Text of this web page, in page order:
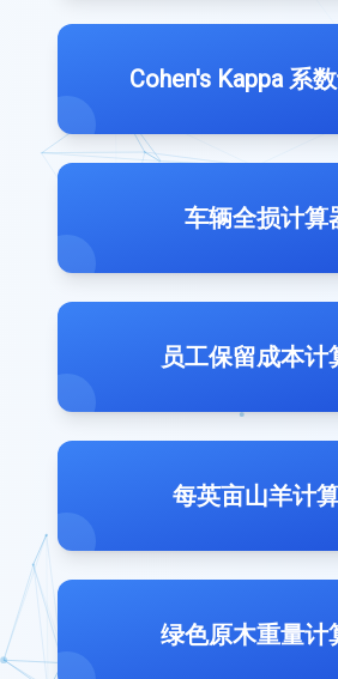
Cohen's Kappa 系
车辆全损计算
员工保留成本计
每英亩山羊计
绿色原木重量计